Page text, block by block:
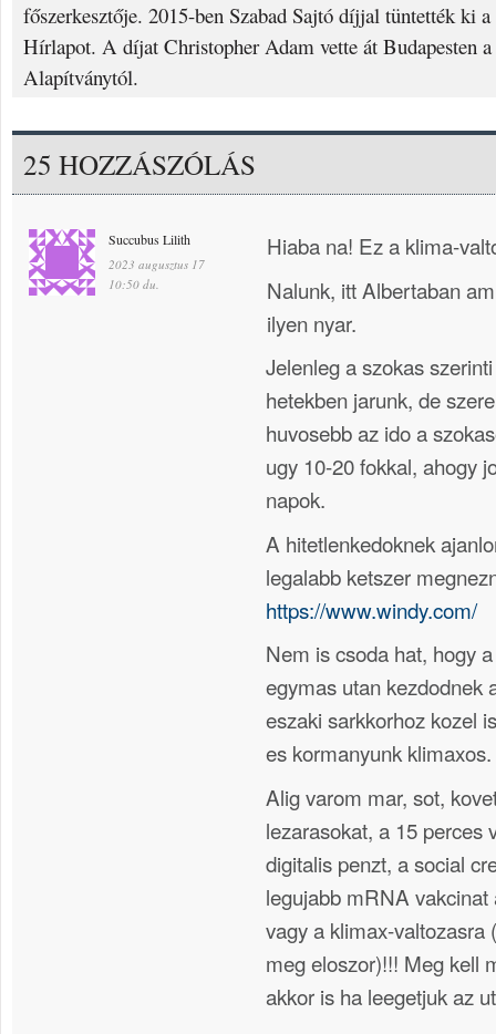
főszerkesztője. 2015-ben Szabad Sajtó díjjal tüntették ki
Hírlapot. A díjat Christopher Adam vette át Budapesten a
Alapítványtól.
25 HOZZÁSZÓLÁS
Succubus Lilith
2023 augusztus 17
10:50 du.
Hiaba na! Ez a klima-
Nalunk, itt Albertaban
ilyen nyar.
Jelenleg a szokas
hetekben jarunk, de
huvosebb az ido a
ugy 10-20 fokkal, ahogy
napok.
A hitetlenkedoknek
legalabb ketszer
https://www.windy.com/
Nem is csoda hat, hogy
egymas utan kezdodnek
eszaki sarkkorhoz kozel
es kormanyunk klimaxos.
Alig varom mar, sot,
lezarasokat, a 15 perces
digitalis penzt, a social
legujabb mRNA
vagy a klimax-valtozasra
meg eloszor)!!! Meg kell
akkor is ha leegetjuk az